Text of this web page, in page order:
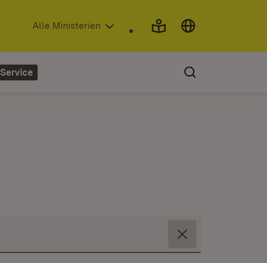
(Öffnet in neuem Fenster)
Alle Ministerien
Service